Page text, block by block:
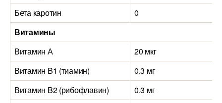
Бета каротин
0
Витамины
Витамин А
20 мкг
Витамин B1 (тиамин)
0.3 мг
Витамин B2 (рибофлавин)
0.3 мг